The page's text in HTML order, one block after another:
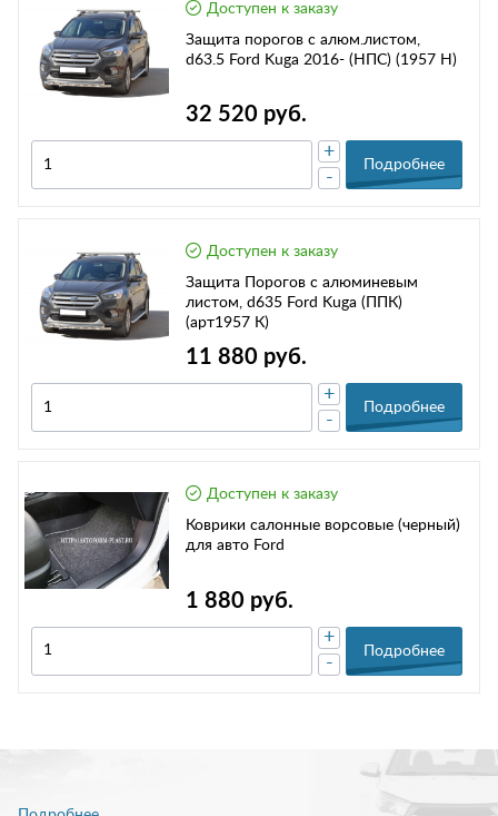
Доступен к заказу
Защита порогов с алюм.листом,
d63.5 Ford Kuga 2016- (НПС) (1957 H)
32 520 руб.
-
+
Подробнее
Доступен к заказу
Защита Порогов с алюминевым
листом, d635 Ford Kuga (ППК)
(арт1957 К)
11 880 руб.
-
+
Подробнее
Доступен к заказу
Коврики салонные ворсовые (черный)
для авто Ford
1 880 руб.
-
+
Подробнее